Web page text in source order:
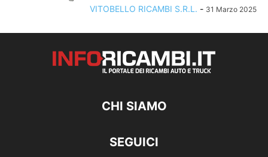
VITOBELLO RICAMBI S.R.L. - 31 Marzo 2025
CHI SIAMO
SEGUICI